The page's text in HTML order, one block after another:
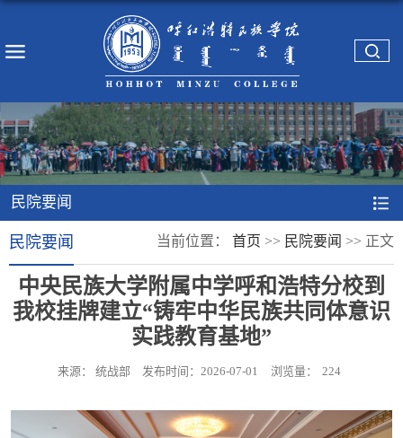
民院要闻
当前位置： 首页 >> 民院要闻 >> 正文
民院要闻
中央民族大学附属中学呼和浩特分校到
我校挂牌建立“铸牢中华民族共同体意识
实践教育基地”
来源： 统战部 发布时间：2026-07-01 浏览量： 224